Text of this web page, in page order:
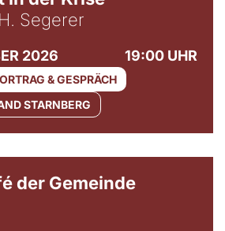
Segerer
2026 19:00 UHR
& GESPRÄCH
STARNBERG
der Gemeinde